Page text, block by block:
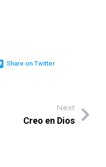
Share on Twitter
Next
Creo en Dios